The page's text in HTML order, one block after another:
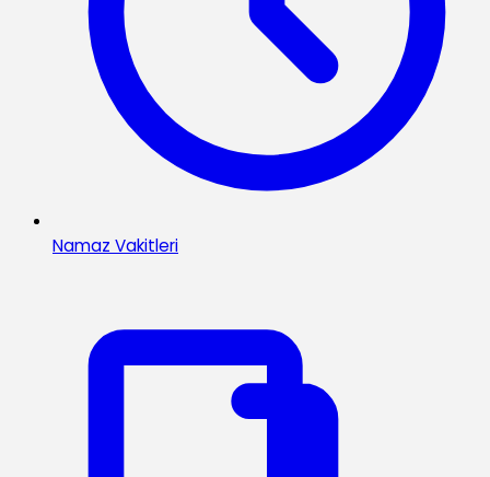
Namaz Vakitleri